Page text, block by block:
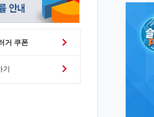
거 쿠폰